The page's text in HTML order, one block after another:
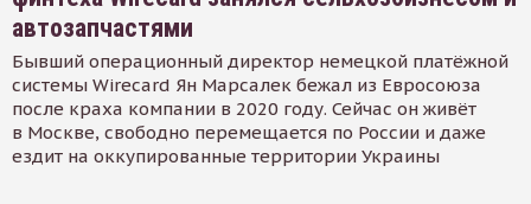
автозапчастями
Бывший операционный директор немецкой платёжной
системы Wirecard Ян Марсалек бежал из Евросоюза
после краха компании в 2020 году. Сейчас он живёт
в Москве, свободно перемещается по России и даже
ездит на оккупированные территории Украины